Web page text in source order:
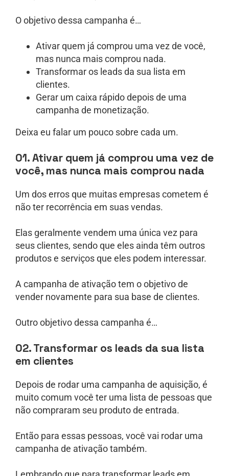
O objetivo dessa campanha é…
Ativar quem já comprou uma vez de você,
mas nunca mais comprou nada.
Transformar os leads da sua lista em
clientes.
Gerar um caixa rápido depois de uma
campanha de monetização.
Deixa eu falar um pouco sobre cada um.
01. Ativar quem já comprou uma vez de
você, mas nunca mais comprou nada
Um dos erros que muitas empresas cometem é
não ter recorrência em suas vendas.
Elas geralmente vendem uma única vez para
seus clientes, sendo que eles ainda têm outros
produtos e serviços que eles podem interessar.
A campanha de ativação tem o objetivo de
vender novamente para sua base de clientes.
Outro objetivo dessa campanha é…
02. Transformar os leads da sua lista
em clientes
Depois de rodar uma campanha de aquisição, é
muito comum você ter uma lista de pessoas que
não compraram seu produto de entrada.
Então para essas pessoas, você vai rodar uma
campanha de ativação também.